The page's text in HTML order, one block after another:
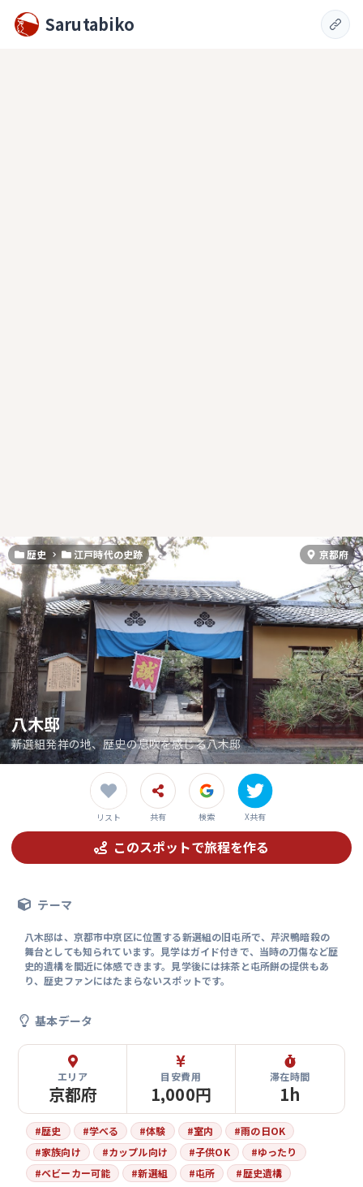
Sarutabiko
歴史 江戸時代の史跡 京都府
八木邸
新選組発祥の地、歴史の息吹を感じる八木邸
リスト 共有 検索 X共有
このスポットで旅程を作る
テーマ
八木邸は、京都市中京区に位置する新選組の旧屯所で、芹沢鴨暗殺の
舞台としても知られています。見学はガイド付きで、当時の刀傷など歴
史的遺構を間近に体感できます。見学後には抹茶と屯所餅の提供もあ
り、歴史ファンにはたまらないスポットです。
基本データ
エリア
京都府
目安費用
1,000円
滞在時間
1h
#歴史 #学べる #体験 #室内 #雨の日OK
#家族向け #カップル向け #子供OK #ゆったり
#ベビーカー可能 #新選組 #屯所 #歴史遺構